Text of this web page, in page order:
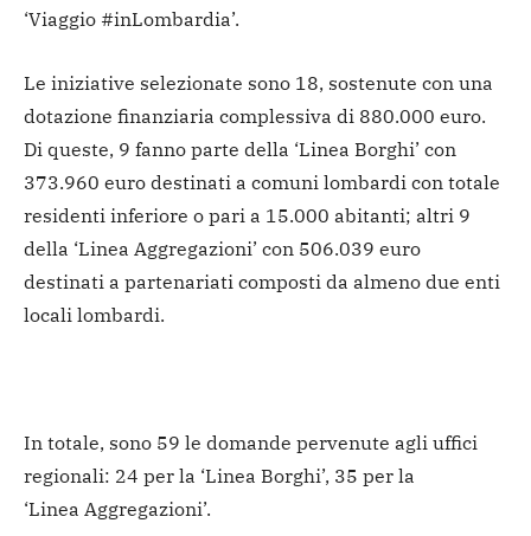
‘Viaggio #inLombardia’.
Le iniziative selezionate sono 18, sostenute con una
dotazione finanziaria complessiva di 880.000 euro.
Di queste, 9 fanno parte della ‘Linea Borghi’ con
373.960 euro destinati a comuni lombardi con totale
residenti inferiore o pari a 15.000 abitanti; altri 9
della ‘Linea Aggregazioni’ con 506.039 euro
destinati a partenariati composti da almeno due enti
locali lombardi.
In totale, sono 59 le domande pervenute agli uffici
regionali: 24 per la ‘Linea Borghi’, 35 per la
‘Linea Aggregazioni’.